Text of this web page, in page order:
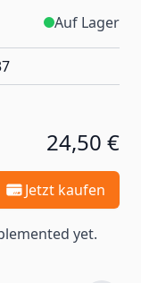
Auf Lager
24,50 €
Jetzt kaufen
yet.